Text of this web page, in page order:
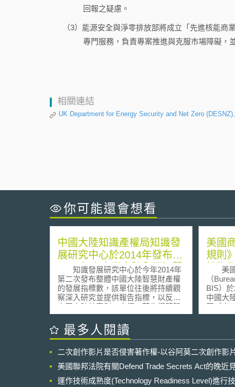
回報之疑慮。
（3）能源安全與淨零排放部將成立「先進核能
專門服務，負責專案推進與克服市場障礙，
相關連結
UK Department for Energy Security and Net Zero
你可能還會想看
中國大陸知識產權局知識發
展研究中心於2014年發布
2013年度中國大陸全國智慧
財產權發展報告
知識發展研究中心於今年2014年
第二次發布整體中國大陸智慧財產權
的發展指標數，該單位往後將持續觀
察深入研究並提供報告指標，以反應
中國大陸於專利、商標、著作權等智
慧財產權的發展狀況，以利引導國家
智慧財產權戰略實施，進一步強化推
動國家於智慧財產權事業與科技創新
知識產權局綜合發展指數在2013年有
增加趨勢，不論在創造、運用、保護
或環境等四項發展指數上，皆有穩定
成長趨勢。報告中除地區特徵顯示出
美國
規則
技術
體產
美國
（
BIS）
中國大
國《出
國外廠
設計製
美國國
（Entity
最多人閱讀
二次創作影片是否侵害著作權-以谷阿莫二次創作影
美國聯邦法院有關Defend Trade Secrets Act的晚近
運作技術成熟度(Technology Readiness Level)進行